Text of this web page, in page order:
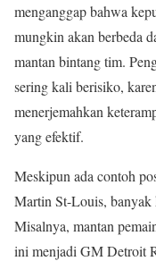
menganggap bahwa
mungkin akan berbeda
mantan bintang tim.
sering kali berisiko,
menerjemahkan
yang efektif.
Meskipun ada contoh
Martin St-Louis, banyak
Misalnya, mantan
ini menjadi GM Detroit